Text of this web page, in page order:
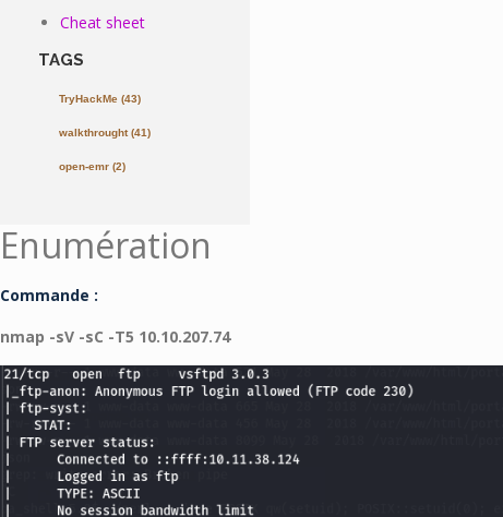
Cheat sheet
TAGS
TryHackMe (43)
walkthrought(41)
open-emr (2)
Enumération
Commande :
nmap -sV -sC -T5 10.10.207.74